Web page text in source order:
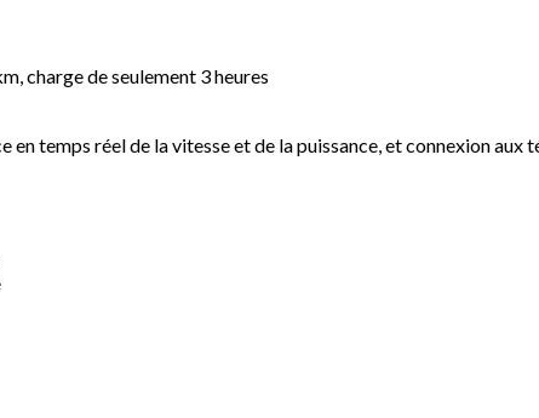
charge de seulement 3 heures
temps réel de la vitesse et de la puissance, et connexion aux